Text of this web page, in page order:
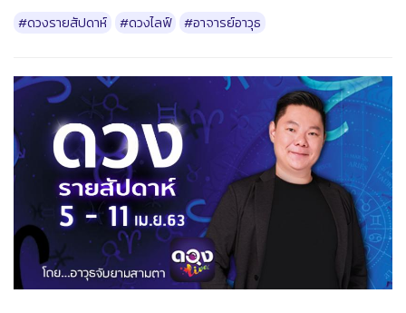
#ดวงรายสัปดาห์ #ดวงไลฟ์ #อาจารย์อาวุธ